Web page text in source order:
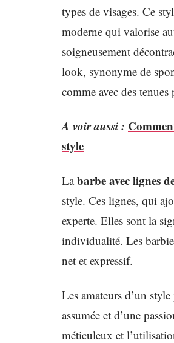
types de visages. Ce
moderne qui valorise
soigneusement
look, synonyme de
comme avec des
A voir aussi :
style
Labarbe avec lignes
style. Ces lignes, qui
experte. Elles sont la
individualité. Les
net et expressif.
Les amateurs d’un
assumée et d’une
méticuleux et